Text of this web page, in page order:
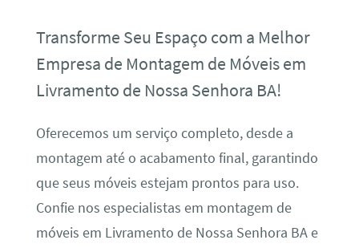
Transforme Seu Espaço com a Melhor
Empresa de Montagem de Móveis em
Livramento de Nossa Senhora BA!
Oferecemos um serviço completo, desde a
montagem até o acabamento final, garantindo
que seus móveis estejam prontos para uso.
Confie nos especialistas em montagem de
móveis em Livramento de Nossa Senhora BA e